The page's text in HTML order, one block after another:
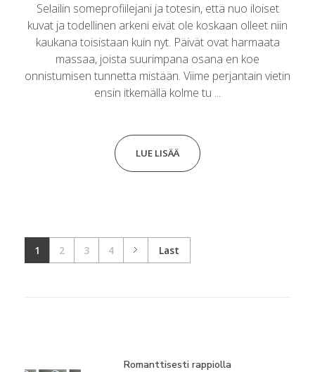
Selailin someprofiilejani ja totesin, että nuo iloiset
kuvat ja todellinen arkeni eivät ole koskaan olleet niin
kaukana toisistaan kuin nyt. Päivät ovat harmaata
massaa, joista suurimpana osana en koe
onnistumisen tunnetta mistään. Viime perjantain vietin
ensin itkemällä kolme tu ...
LUE LISÄÄ
1 2 3 4 Last
Romanttisesti rappiolla